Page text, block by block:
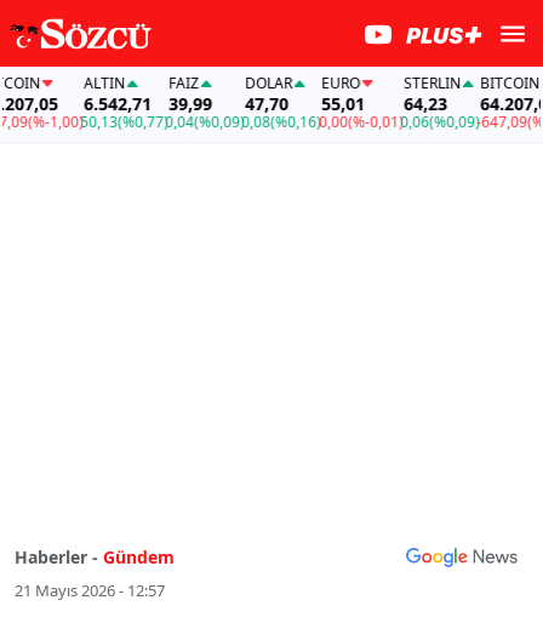
(%-1,00)
ALTIN
6.542,71
50,13(%0,77)
FAİZ
39,99
0,04(%0,09)
DOLAR
47,70
0,08(%0,16)
EURO
55,01
0,00(%-0,01)
STERLIN
64,23
0,06(%0,09)
BITCOIN
64.207,05
-647,09(%-
Haberler - Gündem
21 Mayıs 2026 - 12:57